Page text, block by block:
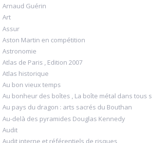
Arnaud Guérin
Art
Assur
Aston Martin en compétition
Astronomie
Atlas de Paris , Edition 2007
Atlas historique
Au bon vieux temps
Au bonheur des boîtes , La boîte métal dans tous s
Au pays du dragon : arts sacrés du Bouthan
Au-delà des pyramides Douglas Kennedy
Audit
Audit interne et référentiels de risques